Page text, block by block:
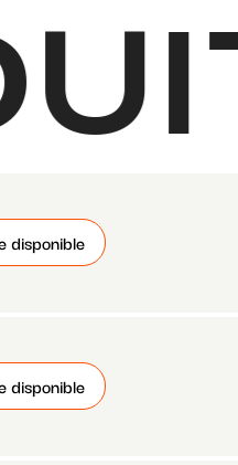
disponible
disponible